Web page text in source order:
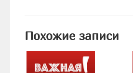
Похожие записи